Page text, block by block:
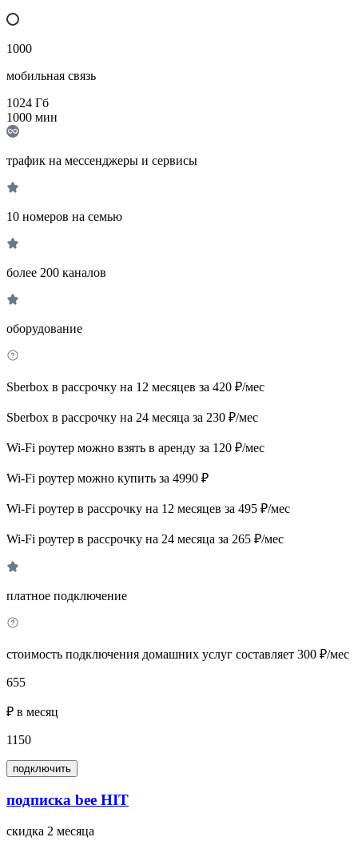
1000
мобильная связь
1024 Гб
1000 мин
трафик на мессенджеры и сервисы
10 номеров на семью
более 200 каналов
оборудование
Sberbox в рассрочку на 12 месяцев за 420 ₽/мес
Sberbox в рассрочку на 24 месяца за 230 ₽/мес
Wi-Fi роутер можно взять в аренду за 120 ₽/мес
Wi-Fi роутер можно купить за 4990 ₽
Wi-Fi роутер в рассрочку на 12 месяцев за 495 ₽/мес
Wi-Fi роутер в рассрочку на 24 месяца за 265 ₽/мес
платное подключение
стоимость подключения домашних услуг составляет 300 ₽/мес
655
₽ в месяц
1150
подключить
подписка bee HIT
скидка 2 месяца